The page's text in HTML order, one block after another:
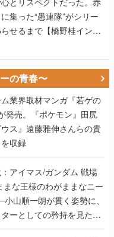
集った“愚連隊”がシリー
せるまで【橋野桂インタ
の青春〜
業界取材マンガ『若ゲの
発売。『ポケモン』田尻
ス』遠藤雅伸さんらの貴
収録
アイマス/ガンダム 戦場
まな王様のわがままなニー
山順一朗が貫く姿勢に、
ーとしての矜持を見た
終回】